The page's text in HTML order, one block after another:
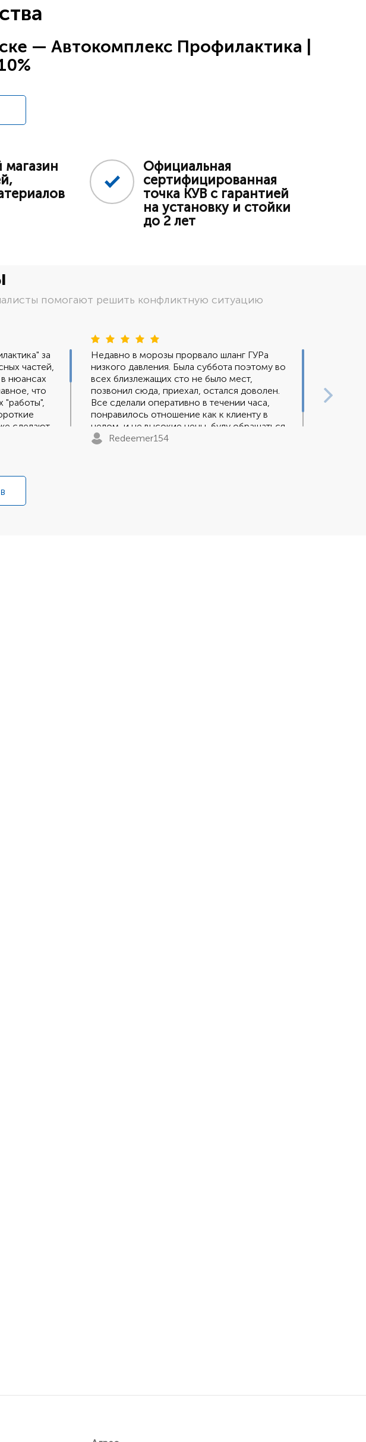
— Автокомплекс Профилактика |
Официальная
сертифицированная
точка КУВ с гарантией
на установку и стойки
до 2 лет
помогают решить конфликтную ситуацию
за
частей,
нюансах
что
"работы",
сделают
найдут
и
Недавно в морозы прорвало шланг ГУРа
низкого давления. Была суббота поэтому во
всех близлежащих сто не было мест,
позвонил сюда, приехал, остался доволен.
Все сделали оперативно в течении часа,
понравилось отношение как к клиенту в
целом, и не высокие цены, буду обращаться
и в будущем.
Redeemer154